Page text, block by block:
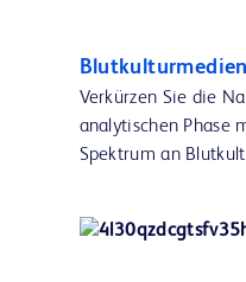
Blutkulturmedien
Verkürzen Sie die
analytischen Phase
Spektrum an